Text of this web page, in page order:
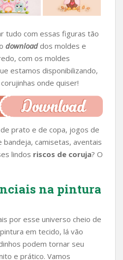
tudo com essas figuras tão
downloaddos moldes e
com os moldes
estamos disponibilizando,
onde quiser!
prato e de copa, jogos de
bandeja, camisetas, aventais
lindos riscos de coruja? O
na pintura
por esse universo cheio de
em tecido, lá vão
podem tornar seu
e prático. Vamos